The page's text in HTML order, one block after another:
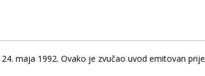
maja 1992. Ovako je zvučao uvod emitovan prije